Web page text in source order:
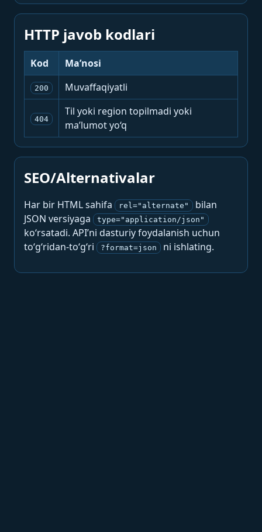
HTTP javob kodlari
Kod Ma’nosi
200 Muvaffaqiyatli
404
Til yoki region topilmadi yoki
ma’lumot yo‘q
SEO/Alternativalar
Har bir HTML sahifa rel="alternate"
bilan
JSON versiyaga
type="application/json"
ko‘rsatadi. API’ni dasturiy foydalanish uchun
to‘g‘ridan-to‘g‘ri
?format=json ni ishlating.